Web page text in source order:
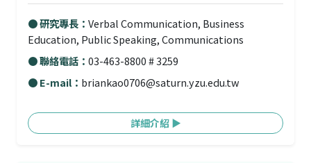
● 研究專長： Verbal Communication, Business
Education, Public Speaking, Communications
● 聯絡電話： 03-463-8800 # 3259
● E-mail： briankao0706@saturn.yzu.edu.tw
詳細介紹 ▶